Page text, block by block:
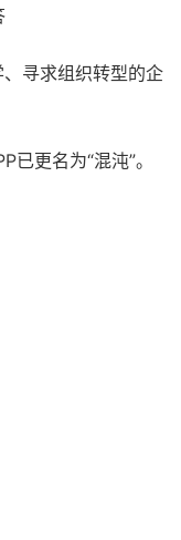
寻求组织转型的企
已更名为“混沌”。